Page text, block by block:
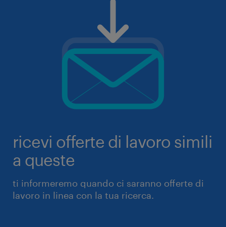
ricevi offerte di lavoro simili
a queste
ti informeremo quando ci saranno offerte di
lavoro in linea con la tua ricerca.